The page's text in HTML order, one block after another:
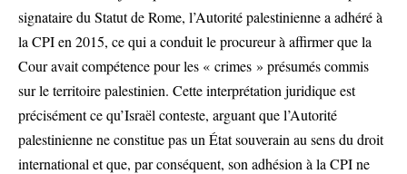
signataire du Statut de Rome, l’Autorité palestinienne a adhéré à
la CPI en 2015, ce qui a conduit le procureur à affirmer que la
Cour avait compétence pour les « crimes » présumés commis
sur le territoire palestinien. Cette interprétation juridique est
précisément ce qu’Israël conteste, arguant que l’Autorité
palestinienne ne constitue pas un État souverain au sens du droit
international et que, par conséquent, son adhésion à la CPI ne